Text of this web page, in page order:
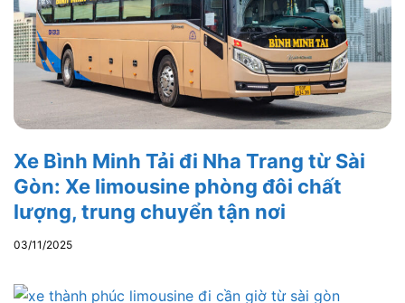
Xe Bình Minh Tải đi Nha Trang từ Sài
Gòn: Xe limousine phòng đôi chất
lượng, trung chuyển tận nơi
03/11/2025